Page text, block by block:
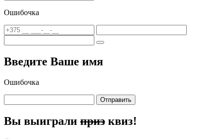
Ошибочка
Введите Ваше имя
Ошибочка
Отправить
Вы выиграли приз квиз!